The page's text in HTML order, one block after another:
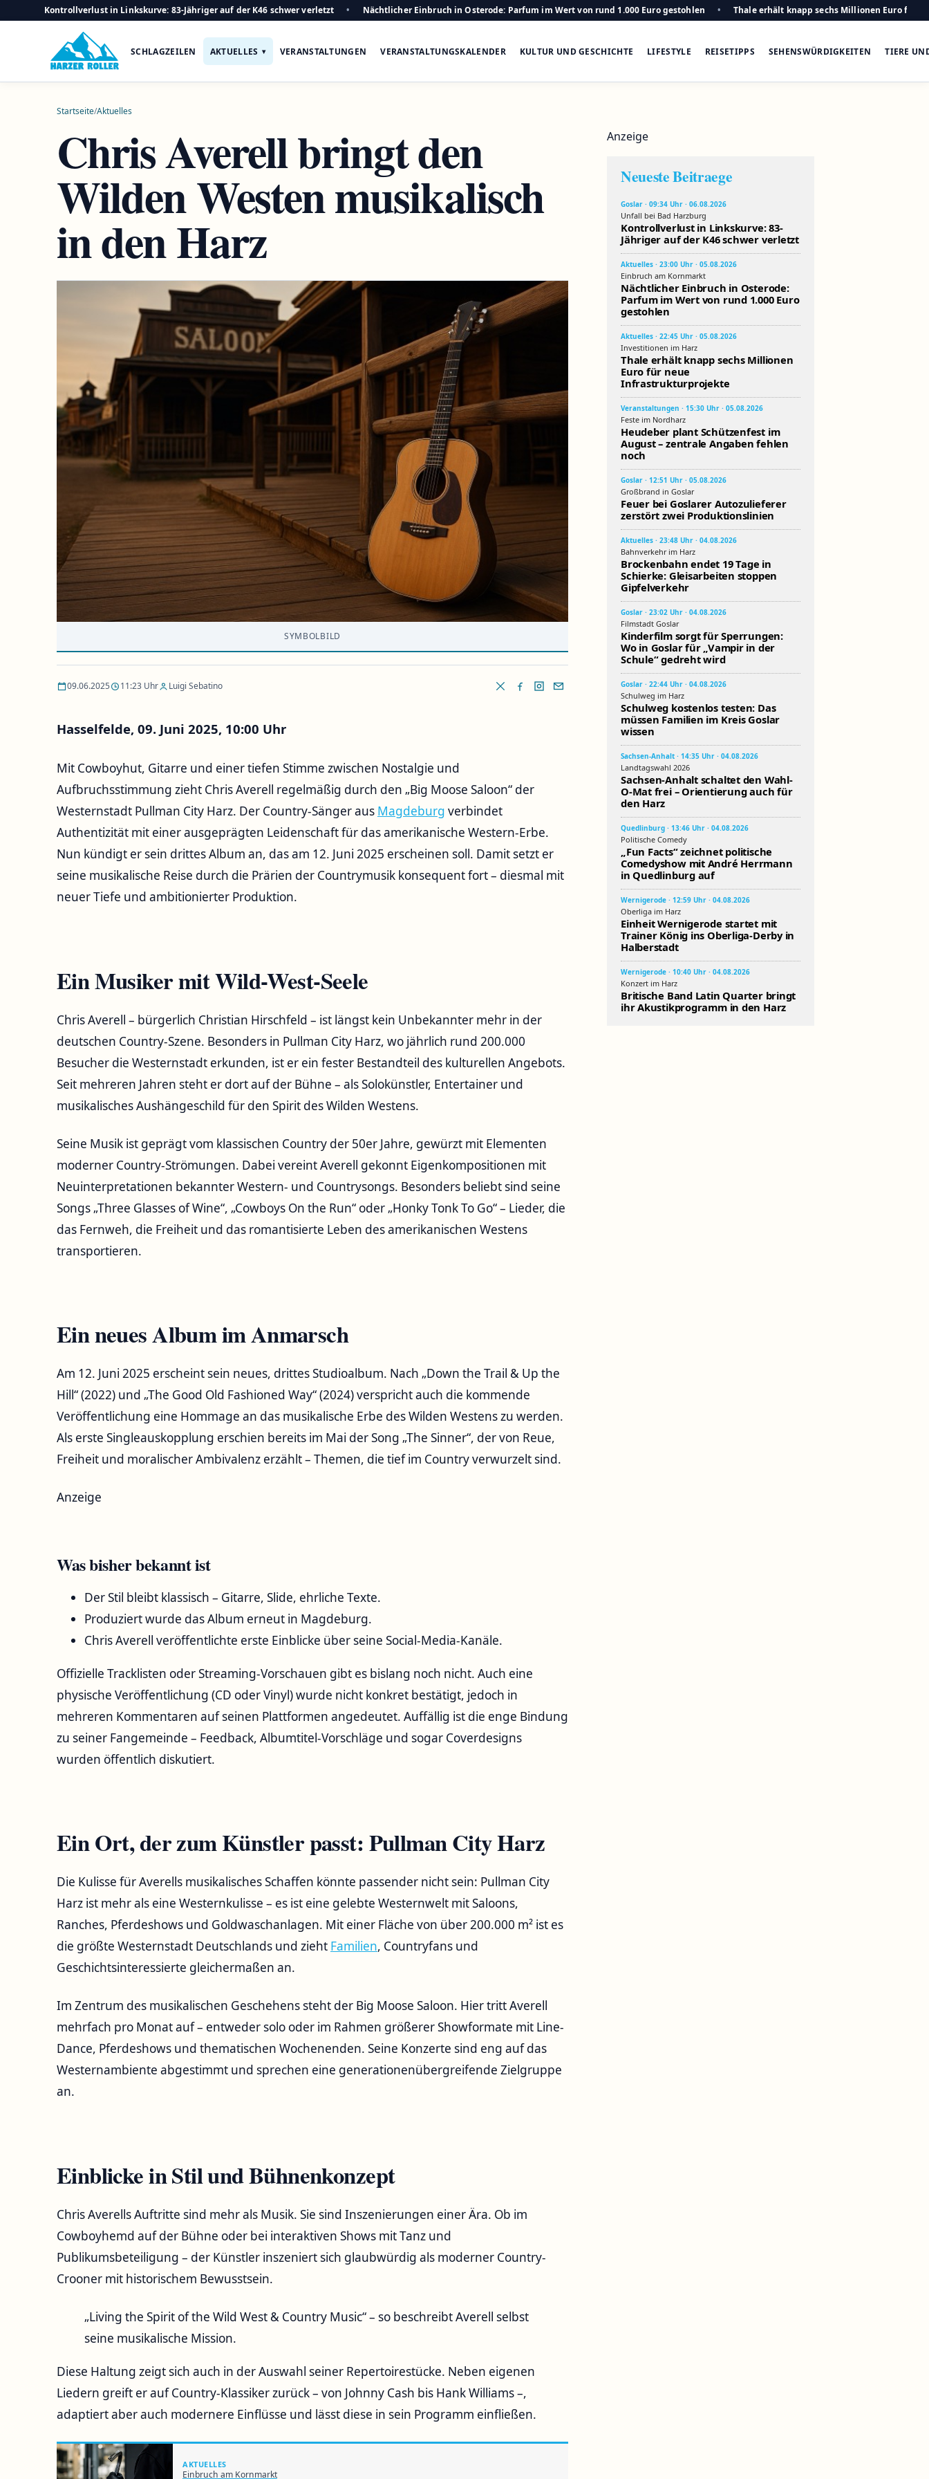
Kontrollverlust in Linkskurve: 83-Jähriger auf der K46 schwer verletzt Nächtlicher Einbruch in Osterode: Parfum im Wert von rund 1.000 Euro gestohlen Thale erhält knapp sechs Millionen Euro für
SCHLAGZEILEN AKTUELLES VERANSTALTUNGEN VERANSTALTUNGSKALENDER KULTUR UND GESCHICHTE LIFESTYLE REISETIPPS SEHENSWÜRDIGKEITEN TIERE
Startseite/Aktuelles
Chris Averell bringt den
Wilden Westen musikalisch
in den Harz
SYMBOLBILD
09.06.2025 11:23 Uhr Luigi Sebatino
Hasselfelde, 09. Juni 2025, 10:00 Uhr
Mit Cowboyhut, Gitarre und einer tiefen Stimme zwischen Nostalgie und
Aufbruchsstimmung zieht Chris Averell regelmäßig durch den „Big Moose Saloon“ der
Westernstadt Pullman City Harz. Der Country-Sänger aus Magdeburg verbindet
Authentizität mit einer ausgeprägten Leidenschaft für das amerikanische Western-Erbe.
Nun kündigt er sein drittes Album an, das am 12. Juni 2025 erscheinen soll. Damit setzt er
seine musikalische Reise durch die Prärien der Countrymusik konsequent fort – diesmal mit
neuer Tiefe und ambitionierter Produktion.
Ein Musiker mit Wild-West-Seele
Chris Averell – bürgerlich Christian Hirschfeld – ist längst kein Unbekannter mehr in der
deutschen Country-Szene. Besonders in Pullman City Harz, wo jährlich rund 200.000
Besucher die Westernstadt erkunden, ist er ein fester Bestandteil des kulturellen Angebots.
Seit mehreren Jahren steht er dort auf der Bühne – als Solokünstler, Entertainer und
musikalisches Aushängeschild für den Spirit des Wilden Westens.
Seine Musik ist geprägt vom klassischen Country der 50er Jahre, gewürzt mit Elementen
moderner Country-Strömungen. Dabei vereint Averell gekonnt Eigenkompositionen mit
Neuinterpretationen bekannter Western- und Countrysongs. Besonders beliebt sind seine
Songs „Three Glasses of Wine“, „Cowboys On the Run“ oder „Honky Tonk To Go“ – Lieder, die
das Fernweh, die Freiheit und das romantisierte Leben des amerikanischen Westens
transportieren.
Ein neues Album im Anmarsch
Am 12. Juni 2025 erscheint sein neues, drittes Studioalbum. Nach „Down the Trail & Up the
Hill“ (2022) und „The Good Old Fashioned Way“ (2024) verspricht auch die kommende
Veröffentlichung eine Hommage an das musikalische Erbe des Wilden Westens zu werden.
Als erste Singleauskopplung erschien bereits im Mai der Song „The Sinner“, der von Reue,
Freiheit und moralischer Ambivalenz erzählt – Themen, die tief im Country verwurzelt sind.
Anzeige
Was bisher bekannt ist
Der Stil bleibt klassisch – Gitarre, Slide, ehrliche Texte.
Produziert wurde das Album erneut in Magdeburg.
Chris Averell veröffentlichte erste Einblicke über seine Social-Media-Kanäle.
Offizielle Tracklisten oder Streaming-Vorschauen gibt es bislang noch nicht. Auch eine
physische Veröffentlichung (CD oder Vinyl) wurde nicht konkret bestätigt, jedoch in
mehreren Kommentaren auf seinen Plattformen angedeutet. Auffällig ist die enge Bindung
zu seiner Fangemeinde – Feedback, Albumtitel-Vorschläge und sogar Coverdesigns
wurden öffentlich diskutiert.
Ein Ort, der zum Künstler passt: Pullman City Harz
Die Kulisse für Averells musikalisches Schaffen könnte passender nicht sein: Pullman City
Harz ist mehr als eine Westernkulisse – es ist eine gelebte Westernwelt mit Saloons,
Ranches, Pferdeshows und Goldwaschanlagen. Mit einer Fläche von über 200.000 m² ist es
die größte Westernstadt Deutschlands und zieht Familien, Countryfans und
Geschichtsinteressierte gleichermaßen an.
Im Zentrum des musikalischen Geschehens steht der Big Moose Saloon. Hier tritt Averell
mehrfach pro Monat auf – entweder solo oder im Rahmen größerer Showformate mit Line-
Dance, Pferdeshows und thematischen Wochenenden. Seine Konzerte sind eng auf das
Westernambiente abgestimmt und sprechen eine generationenübergreifende Zielgruppe
an.
Einblicke in Stil und Bühnenkonzept
Chris Averells Auftritte sind mehr als Musik. Sie sind Inszenierungen einer Ära. Ob im
Cowboyhemd auf der Bühne oder bei interaktiven Shows mit Tanz und
Publikumsbeteiligung – der Künstler inszeniert sich glaubwürdig als moderner Country-
Crooner mit historischem Bewusstsein.
„Living the Spirit of the Wild West & Country Music“ – so beschreibt Averell selbst
seine musikalische Mission.
Diese Haltung zeigt sich auch in der Auswahl seiner Repertoirestücke. Neben eigenen
Liedern greift er auf Country-Klassiker zurück – von Johnny Cash bis Hank Williams –,
adaptiert aber auch modernere Einflüsse und lässt diese in sein Programm einfließen.
AKTUELLES
Einbruch am Kornmarkt
Anzeige
Neueste Beitraege
Goslar · 09:34 Uhr · 06.08.2026
Unfall bei Bad Harzburg
Kontrollverlust in Linkskurve: 83-
Jähriger auf der K46 schwer verletzt
Aktuelles · 23:00 Uhr · 05.08.2026
Einbruch am Kornmarkt
Nächtlicher Einbruch in Osterode:
Parfum im Wert von rund 1.000 Euro
gestohlen
Aktuelles · 22:45 Uhr · 05.08.2026
Investitionen im Harz
Thale erhält knapp sechs Millionen
Euro für neue
Infrastrukturprojekte
Veranstaltungen · 15:30 Uhr · 05.08.2026
Feste im Nordharz
Heudeber plant Schützenfest im
August – zentrale Angaben fehlen
noch
Goslar · 12:51 Uhr · 05.08.2026
Großbrand in Goslar
Feuer bei Goslarer Autozulieferer
zerstört zwei Produktionslinien
Aktuelles · 23:48 Uhr · 04.08.2026
Bahnverkehr im Harz
Brockenbahn endet 19 Tage in
Schierke: Gleisarbeiten stoppen
Gipfelverkehr
Goslar · 23:02 Uhr · 04.08.2026
Filmstadt Goslar
Kinderfilm sorgt für Sperrungen:
Wo in Goslar für „Vampir in der
Schule“ gedreht wird
Goslar · 22:44 Uhr · 04.08.2026
Schulweg im Harz
Schulweg kostenlos testen: Das
müssen Familien im Kreis Goslar
wissen
Sachsen-Anhalt · 14:35 Uhr · 04.08.2026
Landtagswahl 2026
Sachsen-Anhalt schaltet den Wahl-
O-Mat frei – Orientierung auch für
den Harz
Quedlinburg · 13:46 Uhr · 04.08.2026
Politische Comedy
„Fun Facts“ zeichnet politische
Comedyshow mit André Herrmann
in Quedlinburg auf
Wernigerode · 12:59 Uhr · 04.08.2026
Oberliga im Harz
Einheit Wernigerode startet mit
Trainer König ins Oberliga-Derby in
Halberstadt
Wernigerode · 10:40 Uhr · 04.08.2026
Konzert im Harz
Britische Band Latin Quarter bringt
ihr Akustikprogramm in den Harz